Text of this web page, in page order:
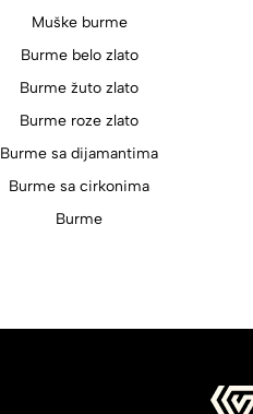
Muške burme
Burme belo zlato
Burme žuto zlato
Burme roze zlato
Burme sa dijamantima
Burme sa cirkonima
Burme